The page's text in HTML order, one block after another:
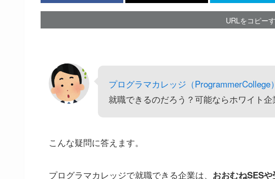
URLをコピー
プログラマカレッジ（ProgrammerCollege）
就職できるのだろう？可能ならホワイト企
こんな疑問に答えます。
プログラマカレッジで就職できる企業は、 おおむねSES